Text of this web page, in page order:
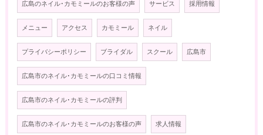
広島のネイル･カモミールのお客様の声 サービス 採用情報
メニュー アクセス カモミール ネイル
プライバシーポリシー ブライダル スクール 広島市
広島市のネイル･カモミールの口コミ情報
広島市のネイル･カモミールの評判
広島市のネイル･カモミールのお客様の声 求人情報